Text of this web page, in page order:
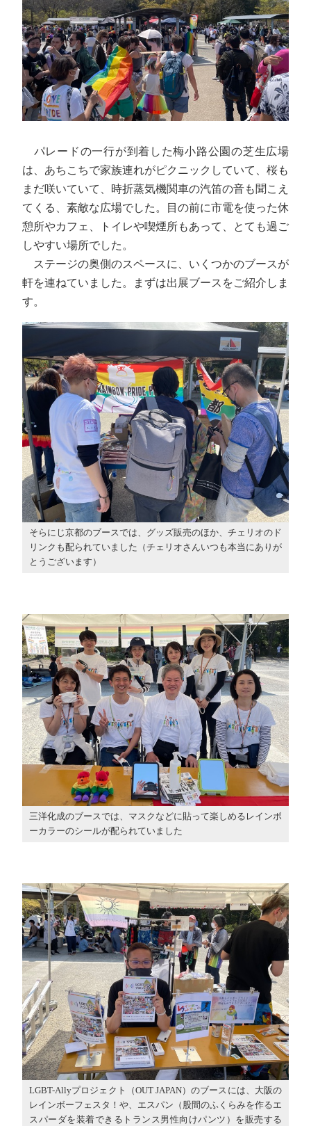
パレードの一行が到着した梅小路公園の芝生広場
は、あちこちで家族連れがピクニックしていて、桜も
まだ咲いていて、時折蒸気機関車の汽笛の音も聞こえ
てくる、素敵な広場でした。目の前に市電を使った休
憩所やカフェ、トイレや喫煙所もあって、とても過ご
しやすい場所でした。
ステージの奥側のスペースに、いくつかのブースが
軒を連ねていました。まずは出展ブースをご紹介しま
す。
そらにじ京都のブースでは、グッズ販売のほか、チェリオのド
リンクも配られていました（チェリオさんいつも本当にありが
とうございます）
三洋化成のブースでは、マスクなどに貼って楽しめるレインボ
ーカラーのシールが配られていました
LGBT-Allyプロジェクト（OUT JAPAN）のブースには、大阪の
レインボーフェスタ！や、エスパン（股間のふくらみを作るエ
スパーダを装着できるトランス男性向けパンツ）を販売する